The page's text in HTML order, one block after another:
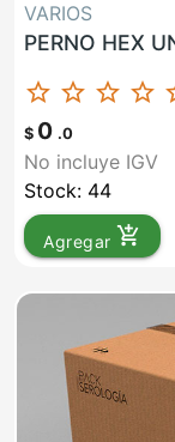
VARIOS
PERNO HEX
star_border star_border star_border star_border
$ 0 .0
No incluye IGV
Stock: 44
Agregar add_shopping_cart